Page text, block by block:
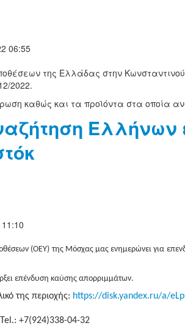
06:55
της Ελλάδας στην
2022.
καθώς και τα προϊόντα στα οποία
Ελλήνων
(ΟΕΥ) της Μόσχας μας ενημερώνει για
επένδυση καύσης απορριμμάτων.
της περιοχής: https://disk.yandex.ru/a/
Tel.: +7(924)338-04-32